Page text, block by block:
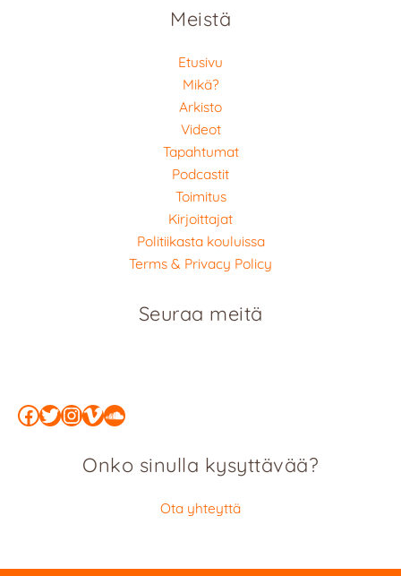
Meistä
Etusivu
Mikä?
Arkisto
Videot
Tapahtumat
Podcastit
Toimitus
Kirjoittajat
Politiikasta kouluissa
Terms & Privacy Policy
Seuraa meitä
Facebook
Twitter
Instagram
Vimeo
SoundCloud
Onko sinulla kysyttävää?
Ota yhteyttä